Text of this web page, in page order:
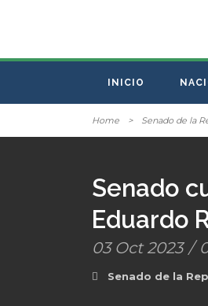
INICIO
Home > Senado de la
Senado
Eduardo
03 Oct 2023 /
Senado de la